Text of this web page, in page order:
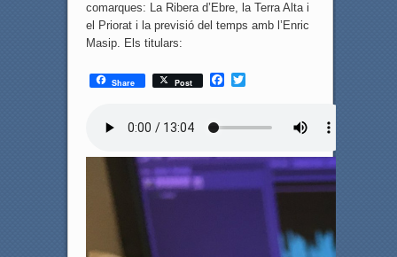
comarques: La Ribera d’Ebre, la Terra Alta i
el Priorat i la previsió del temps amb l’Enric
Masip. Els titulars:
Share Post
F
o
T
r